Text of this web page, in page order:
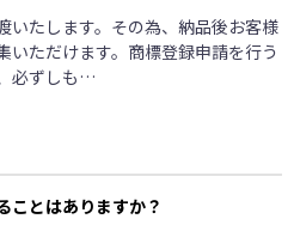
いたします。その為、納品後お客様
いただけます。商標登録申請を行う
必ずしも…
ことはありますか？